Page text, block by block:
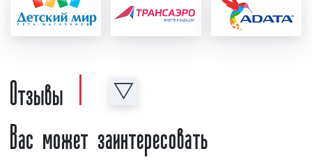
количество выходов рекламы за период, доля
прайма, стоимость рекламной кампании на
радио. Также в медиаплане может
точки зрения размещения рекламы на радио;
согласование медиаплана с
рекламодателем
менеджеры согласуют его с заказчиком.
При необходимости в медиаплан
Отзывы
Вас может заинтересовать